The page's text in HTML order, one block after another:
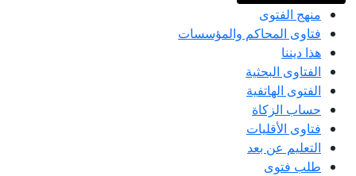
منهج الفتوى
فتاوى المحاكم والمؤسسات
هذا ديننا
الفتاوى البحثية
الفتوى الهاتفية
حساب الزكاة
فتاوى الأقليات
التعليم عن بعد
طلب فتوى